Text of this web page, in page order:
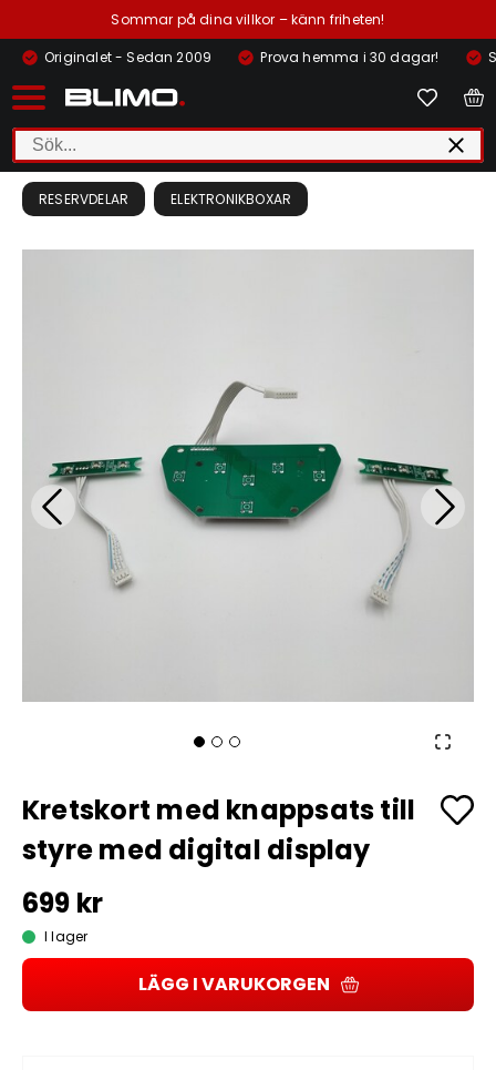
Sommar på dina villkor – känn friheten!
Originalet - Sedan 2009
Prova hemma i 30 dagar!
RESERVDELAR ELEKTRONIKBOXAR
Kretskort med knappsats till
styre med digital display
699 kr
I lager
LÄGG I VARUKORGEN